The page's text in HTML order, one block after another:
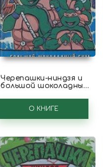
Черепашки-ниндзя и
большой шоколадный
О КНИГЕ